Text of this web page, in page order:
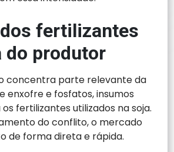
fertilizantes
do produtor
concentra parte relevante da
enxofre e fosfatos, insumos
fertilizantes utilizados na soja.
do conflito, o mercado
de forma direta e rápida.